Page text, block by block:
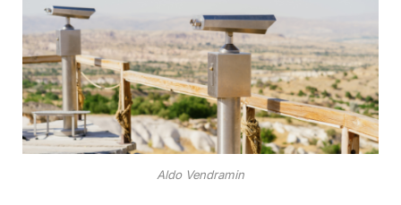
Aldo Vendramin